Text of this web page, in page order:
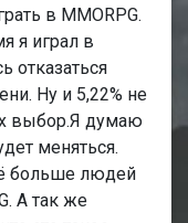
в MMORPG.
я играл в
отказаться
Ну и 5,22% не
выбор.Я думаю
меняться.
больше людей
А так же